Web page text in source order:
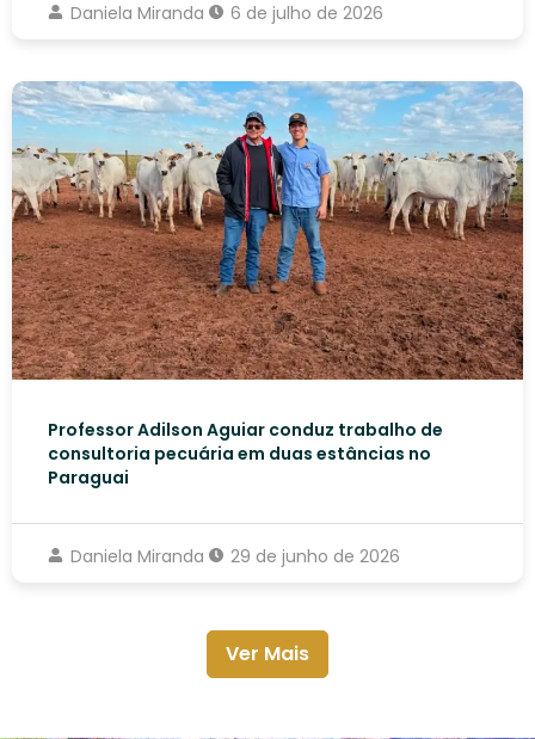
Daniela Miranda 6 de julho de 2026
Professor Adilson Aguiar conduz trabalho de
consultoria pecuária em duas estâncias no
Paraguai
Daniela Miranda 29 de junho de 2026
Ver Mais